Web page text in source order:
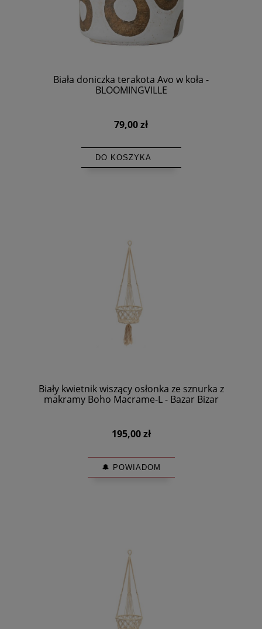
Biała doniczka terakota Avo w koła -
BLOOMINGVILLE
79,00 zł
DO KOSZYKA
Biały kwietnik wiszący osłonka ze sznurka z
makramy Boho Macrame-L - Bazar Bizar
195,00 zł
🔔 POWIADOM